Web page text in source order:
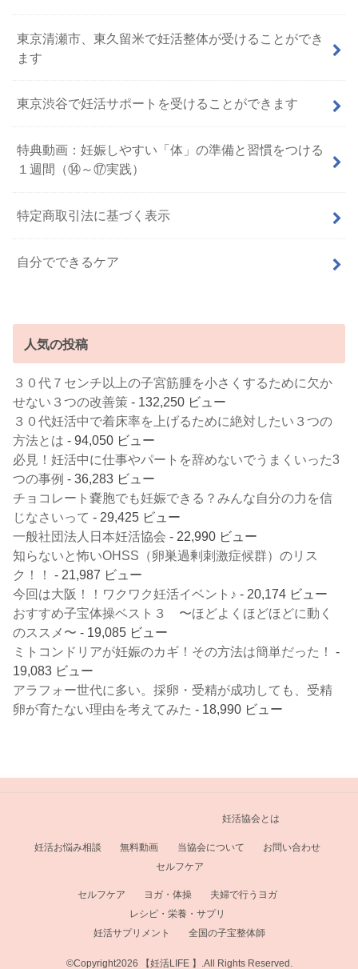
東京清瀬市、東久留米で妊活整体が受けることができ
ます
東京渋谷で妊活サポートを受けることができます
特典動画：妊娠しやすい「体」の準備と習慣をつける
１週間（⑭～⑰実践）
特定商取引法に基づく表示
自分でできるケア
人気の投稿
３０代７センチ以上の子宮筋腫を小さくするために欠か
せない３つの改善策 - 132,250 ビュー
３０代妊活中で着床率を上げるために絶対したい３つの
方法とは - 94,050 ビュー
必見！妊活中に仕事やパートを辞めないでうまくいった3
つの事例 - 36,283 ビュー
チョコレート嚢胞でも妊娠できる？みんな自分の力を信
じなさいって - 29,425 ビュー
一般社団法人日本妊活協会 - 22,990 ビュー
知らないと怖いOHSS（卵巣過剰刺激症候群）のリス
ク！！
- 21,987 ビュー
今回は大阪！！ワクワク妊活イベント♪ - 20,174 ビュー
おすすめ子宝体操ベスト３ 〜ほどよくほどほどに動く
のススメ〜 - 19,085 ビュー
ミトコンドリアが妊娠のカギ！その方法は簡単だった！
-
19,083 ビュー
アラフォー世代に多い。採卵・受精が成功しても、受精
卵が育たない理由を考えてみた - 18,990 ビュー
妊活お悩み相談 無料動画
妊活協会とは
当協会について
お問い合わせ
セルフケア
セルフケア ヨガ・体操
夫婦で行うヨガ
レシピ・栄養・サプリ
妊活サプリメント
全国の子宝整体師
©Copyright2026 【妊活LIFE 】 .All Rights Reserved.